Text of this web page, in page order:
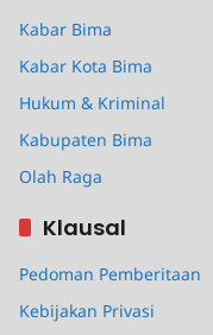
Kabar Bima
Kabar Kota Bima
Hukum & Kriminal
Kabupaten Bima
Olah Raga
Klausal
Pedoman Pemberitaan
Kebijakan Privasi